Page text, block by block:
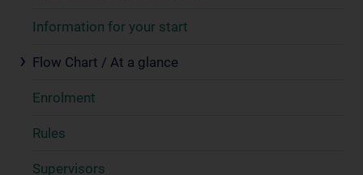
Information for your start
Flow Chart / At a glance
Enrolment
Rules
Supervisors